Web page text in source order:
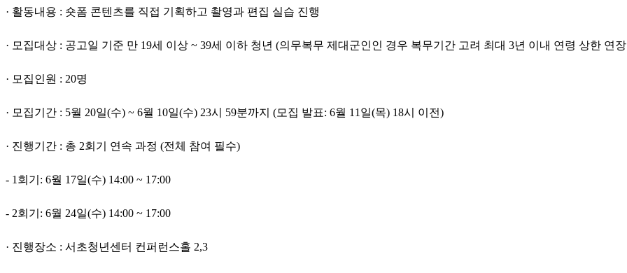
· 활동내용 : 숏폼 콘텐츠를 직접 기획하고 촬영과 편집 실습 진행
· 모집대상 : 공고일 기준 만 19세 이상 ~ 39세 이하 청년 (의무복무 제대군인인 경우 복무기간 고려 최대 3년 이내 연령 상한 연
· 모집인원 : 20명
· 모집기간 : 5월 20일(수) ~ 6월 10일(수) 23시 59분까지 (모집 발표: 6월 11일(목) 18시 이전)
· 진행기간 : 총 2회기 연속 과정 (전체 참여 필수)
- 1회기: 6월 17일(수) 14:00 ~ 17:00
- 2회기: 6월 24일(수) 14:00 ~ 17:00
· 진행장소 : 서초청년센터 컨퍼런스홀 2,3